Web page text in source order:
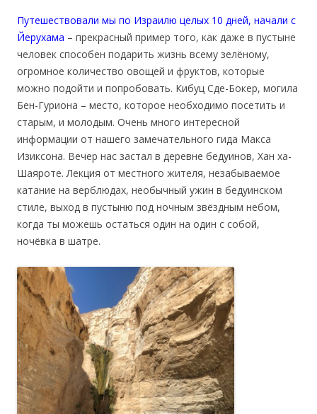
Путешествовали мы по Израилю целых 10 дней, начали с
Йерухама – прекрасный пример того, как даже в пустыне
человек способен подарить жизнь всему зелёному,
огромное количество овощей и фруктов, которые
можно подойти и попробовать. Кибуц Сде-Бокер, могила
Бен-Гуриона – место, которое необходимо посетить и
старым, и молодым. Очень много интересной
информации от нашего замечательного гида Макса
Изиксона. Вечер нас застал в деревне бедуинов, Хан ха-
Шаяроте. Лекция от местного жителя, незабываемое
катание на верблюдах, необычный ужин в бедуинском
стиле, выход в пустыню под ночным звёздным небом,
когда ты можешь остаться один на один с собой,
ночёвка в шатре.